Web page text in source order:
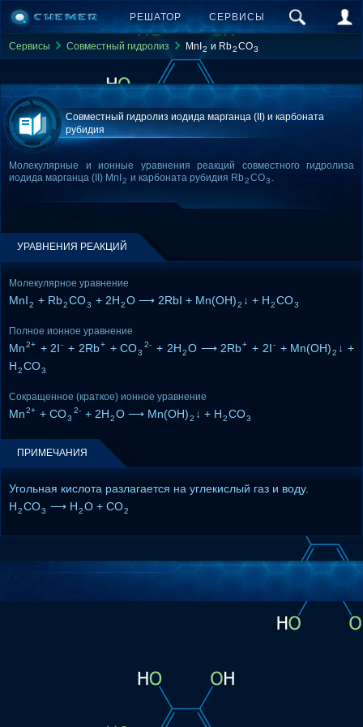
РЕШАТОР СЕРВИСЫ
Сервисы Совместный гидролиз MnI 2 и Rb2CO3
Совместный гидролиз иодида марганца (II) и карбоната
рубидия
Молекулярные и ионные уравнения реакций совместного гидролиза
иодида марганца (II) MnI 2 и карбоната рубидия Rb2CO3 .
УРАВНЕНИЯ РЕАКЦИЙ
Молекулярное уравнение
MnI2 + Rb2CO3 + 2H2O ⟶ 2RbI + Mn(OH)2 ↓ + H2CO3
Полное ионное уравнение
Mn2+ + 2I - + 2Rb+ + CO3
2- + 2H2O ⟶ 2Rb+ + 2I- + Mn(OH) 2 ↓ +
H2CO3
Сокращенное (краткое) ионное уравнение
Mn2+ + CO3
2- + 2H2O ⟶ Mn(OH)2 ↓ + H2CO3
ПРИМЕЧАНИЯ
Угольная кислота разлагается на углекислый газ и воду.
H2CO3 ⟶ H2O + CO2